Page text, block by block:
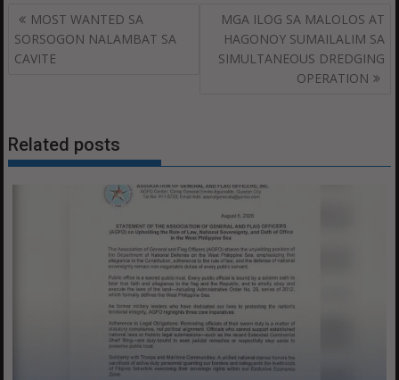
Post
navigation
MOST WANTED SA
SORSOGON NALAMBAT SA
CAVITE
MGA ILOG SA MALOLOS AT
HAGONOY SUMAILALIM SA
SIMULTANEOUS DREDGING
OPERATION
Related posts